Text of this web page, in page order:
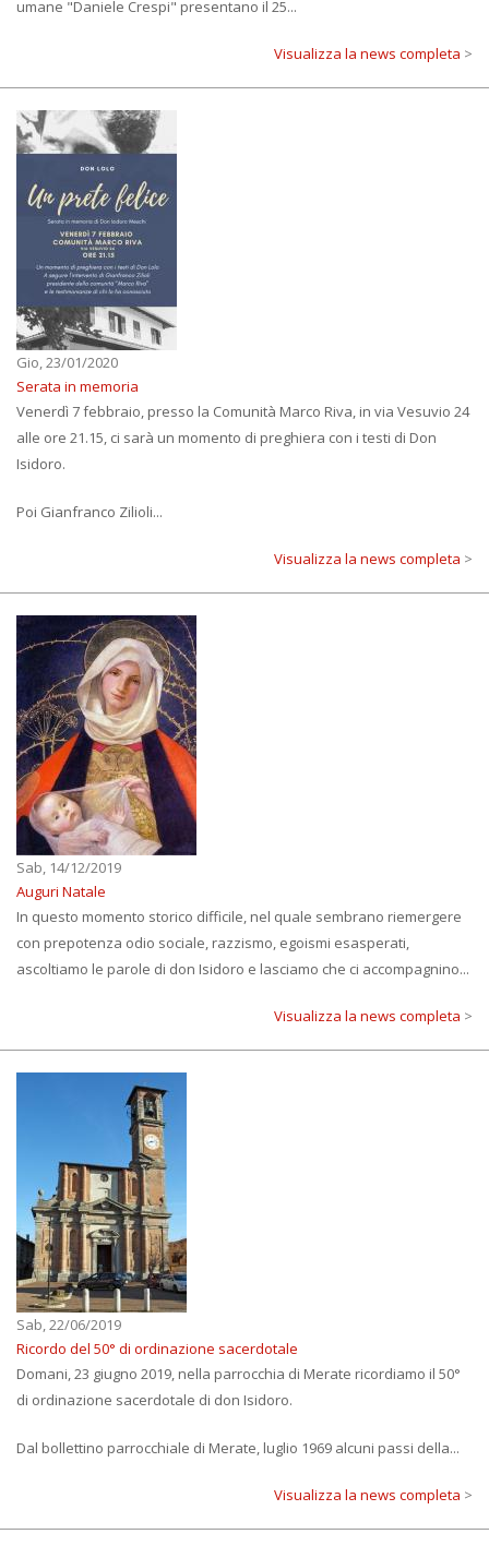
umane "Daniele Crespi" presentano il 25...
Visualizza la news completa >
Gio, 23/01/2020
Serata in memoria
Venerdì 7 febbraio, presso la Comunità Marco Riva, in via Vesuvio 24
alle ore 21.15, ci sarà un momento di preghiera con i testi di Don
Isidoro.
Poi Gianfranco Zilioli...
Visualizza la news completa >
Sab, 14/12/2019
Auguri Natale
In questo momento storico difficile, nel quale sembrano riemergere
con prepotenza odio sociale, razzismo, egoismi esasperati,
ascoltiamo le parole di don Isidoro e lasciamo che ci accompagnino...
Visualizza la news completa >
Sab, 22/06/2019
Ricordo del 50° di ordinazione sacerdotale
Domani, 23 giugno 2019, nella parrocchia di Merate ricordiamo il 50°
di ordinazione sacerdotale di don Isidoro.
Dal bollettino parrocchiale di Merate, luglio 1969 alcuni passi della...
Visualizza la news completa >